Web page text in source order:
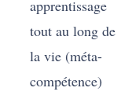
apprentissage
tout au long de
la vie (méta-
compétence)